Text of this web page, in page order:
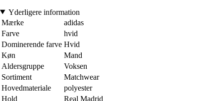
Yderligere information
Mærke
adidas
Farve
hvid
Dominerende farve Hvid
Køn
Mand
Aldersgruppe
Voksen
Sortiment
Matchwear
Hovedmateriale
polyester
Hold
Real Madrid